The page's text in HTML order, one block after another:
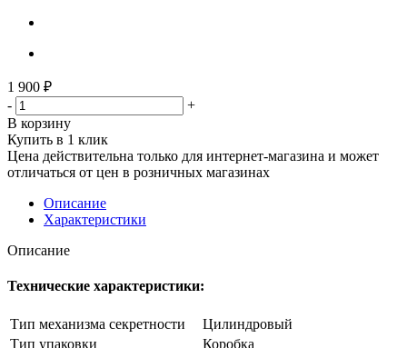
1 900 ₽
-
+
В корзину
Купить в 1 клик
Цена действительна только для интернет-магазина и может
отличаться от цен в розничных магазинах
Описание
Характеристики
Описание
Технические характеристики:
Тип механизма секретности
Цилиндровый
Тип упаковки
Коробка